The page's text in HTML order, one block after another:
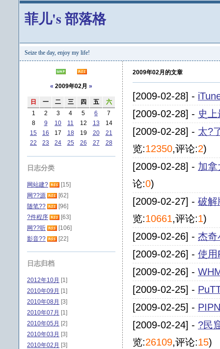
菲儿's 部落格
Seize the day, enjoy my life!
2009年02月的文章
[2009-02-28] -
[2009-02-28] - 史
[2009-02-28] - 太?
览:12350,评论:2)
[2009-02-28] - 加
论:0)
[2009-02-27] - 破解
览:10661,评论:1)
[2009-02-26] - 杰奇
[2009-02-26] - 使用
[2009-02-26] -
[2009-02-25] -
[2009-02-25] -
[2009-02-24] - ?民
览:26109,评论:15)
« 2009年02月 »
日 一 二 三 四 五
六
1
2 3 4 5 6
7
8
9 10 11 12 13
14
15
16 17 18 19 20
21
22
23 24 25 26 27 28
日志分类
网站建?
[15]
网??源
[62]
随笔??
[96]
?件程序
[63]
网??听
[106]
影音??
[22]
日志归档
2012年10月 [1]
2010年09月 [1]
2010年08月 [3]
2010年07月 [1]
2010年05月 [2]
2010年03月 [3]
2010年02月 [3]